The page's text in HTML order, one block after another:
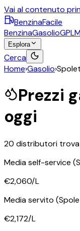
Vai al contenuto
BenzinaFacile
BenzinaGasolioGPL
Esplora
Cerca
Home›Gasolio›
Prezzi
oggi
20 distributori
Media self-service
€2,060/L
Media servito
€2,172/L